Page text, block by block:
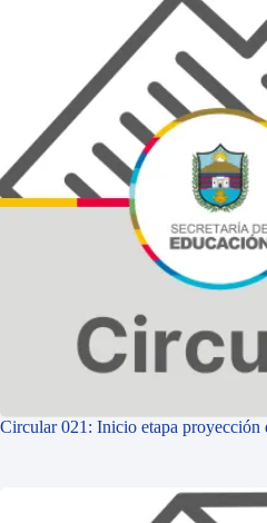
Circular 021: Inicio etapa proyección